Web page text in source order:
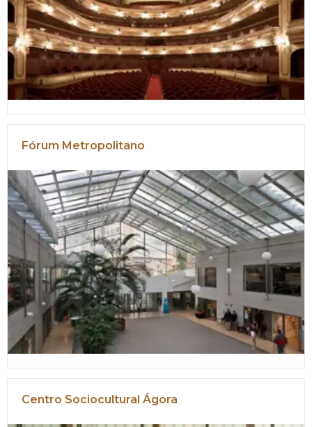
Fórum Metropolitano
Centro Sociocultural Ágora